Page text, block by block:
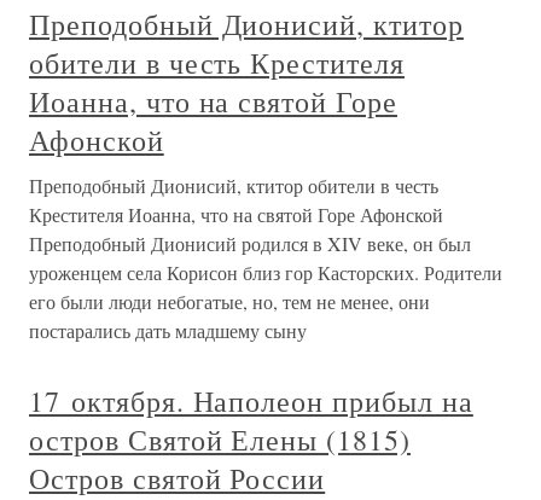
Преподобный Дионисий, ктитор
обители в честь Крестителя
Иоанна, что на святой Горе
Афонской
Преподобный Дионисий, ктитор обители в честь
Крестителя Иоанна, что на святой Горе Афонской
Преподобный Дионисий родился в XIV веке, он был
уроженцем села Корисон близ гор Касторских. Родители
его были люди небогатые, но, тем не менее, они
постарались дать младшему сыну
17 октября. Наполеон прибыл на
остров Святой Елены (1815)
Остров святой России